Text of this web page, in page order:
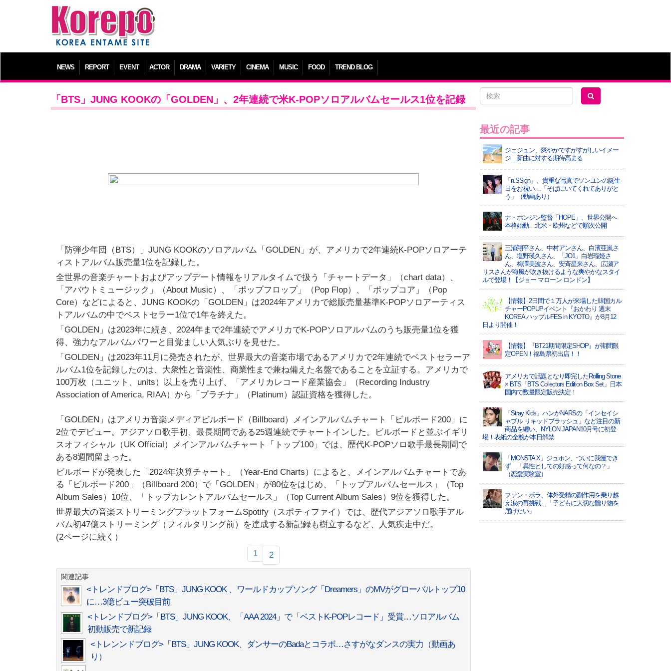
NEWS REPORT EVENT ACTOR DRAMA VARIETY CINEMA MUSIC FOOD TREND BLOG
「BTS」JUNG KOOKの「GOLDEN」、2年連続で米K-POPソロアルバムセールス1位を記録
「防弾少年団（BTS）」JUNG KOOKのソロアルバム「GOLDEN」が、アメリカで2年連続K-POPソロアーテ
ィストアルバム販売量1位を記録した。
全世界の音楽チャートおよびアップデート情報をリアルタイムで扱う「チャートデータ」（chart data）、
「アバウトミュージック」（About Music）、「ポップフロップ」（Pop Flop）、「ポップコア」（Pop
Core）などによると、JUNG KOOKの「GOLDEN」は2024年アメリカで総販売量基準K-POPソロアーティス
トアルバムの中でベストセラー1位で1年を終えた。
「GOLDEN」は2023年に続き、2024年まで2年連続でアメリカでK-POPソロアルバムのうち販売量1位を獲
得、強力なアルバムパワーと目覚ましい人気ぶりを見せた。
「GOLDEN」は2023年11月に発売されたが、世界最大の音楽市場であるアメリカで2年連続でベストセラーア
ルバム1位を記録したのは、大衆性と音楽性、商業性まで兼ね備えた名盤であることを立証する。アメリカで
100万枚（ユニット、units）以上を売り上げ、「アメリカレコード産業協会」（Recording Industry
Association of America, RIAA）から「プラチナ」（Platinum）認証資格を獲得した。
「GOLDEN」はアメリカ音楽メディアビルボード（Billboard）メインアルバムチャート「ビルボード200」に
2位でデビュー。アジアソロ歌手初、最長期間である25週連続でチャートインした。ビルボードと並ぶイギリ
スオフィシャル（UK Official）メインアルバムチャート「トップ100」では、歴代K-POPソロ歌手最長期間で
ある8週間留まった。
ビルボードが発表した「2024年決算チャート」（Year-End Charts）によると、メインアルバムチャートであ
る「ビルボード200」（Billboard 200）で「GOLDEN」が80位をはじめ、「トップアルバムセールス」（Top
Album Sales）10位、「トップカレントアルバムセールス」（Top Current Album Sales）9位を獲得した。
世界最大の音楽ストリーミングプラットフォームSpotify（スポティファイ）では、歴代アジアソロ歌手アル
バム初47億ストリーミング（フィルタリング前）を達成する新記録も樹立するなど、人気疾走中だ。
(2ページに続く）
1
2
関連記事
<トレンドブログ>「BTS」JUNG KOOK 、ワールドカップソング「Dreamers」のMVがグローバルトップ10
に…3億ビュー突破目前
<トレンドブログ>「BTS」JUNG KOOK、「AAA 2024」で「ベストK-POPレコード」受賞…ソロアルバム
初動販売で新記録
<トレンンドブログ>「BTS」JUNG KOOK、ダンサーのBadaとコラボ…さすがなダンスの実力（動画あ
り）
最近の記事
ジェジュン、爽やかですがすがしいイメー
ジ…新曲に対する期待高まる
「n.SSign」、貴重な写真でソンユンの誕生
日をお祝い…「そばにいてくれてありがと
う」（動画あり）
ナ・ホンジン監督「HOPE」、世界公開へ
本格始動…北米・欧州などで順次公開
三浦翔平さん、中村アンさん、白濱亜嵐さ
ん、塩野瑛久さん、「JO1」白岩瑠姫さ
ん、梅澤美波さん、安斉星来さん、広瀬ア
リスさんが海風が吹き抜けるような爽やかなスタイ
ルで登場！【ジョー マローン ロンドン】
【情報】2日間で１万人が来場した韓国カル
チャーPOPUPイベント『おかわり 週末
KOREA ハップルFES in KYOTO』が8月12
日より開催！
【情報】『BT21期間限定SHOP』が期間限
定OPEN！福島県初出店！！
アメリカで話題となり即完したRolling Stone
× BTS「BTS Collectors Edition Box Set」日本
国内で数量限定販売決定！
「Stray Kids」ハンがNARSの「インセイシ
ャブル リキッドブラッシュ」など注目の新
商品を纏い、NYLON JAPAN10月号に初登
場！表紙の全貌が本日解禁
「MONSTA X」ジュホン、ついに我慢でき
ず…「異性としての好感って何なの？」
（恋愛実験室）
ファン・ボラ、体外受精の副作用を乗り越
え涙の再挑戦…「子どもに大切な贈り物を
届けたい」